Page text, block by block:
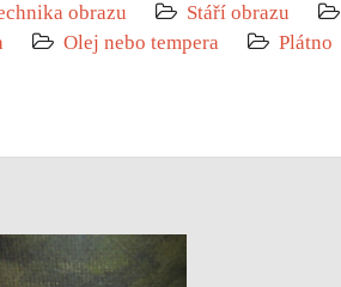
obrazu Stáří obrazu
Olej nebo tempera Plátno